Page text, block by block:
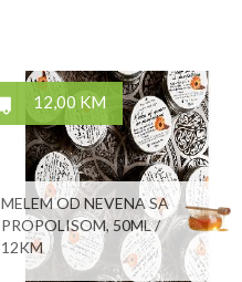
12,00 KM
MELEM OD NEVENA SA
PROPOLISOM, 50ML /
12KM